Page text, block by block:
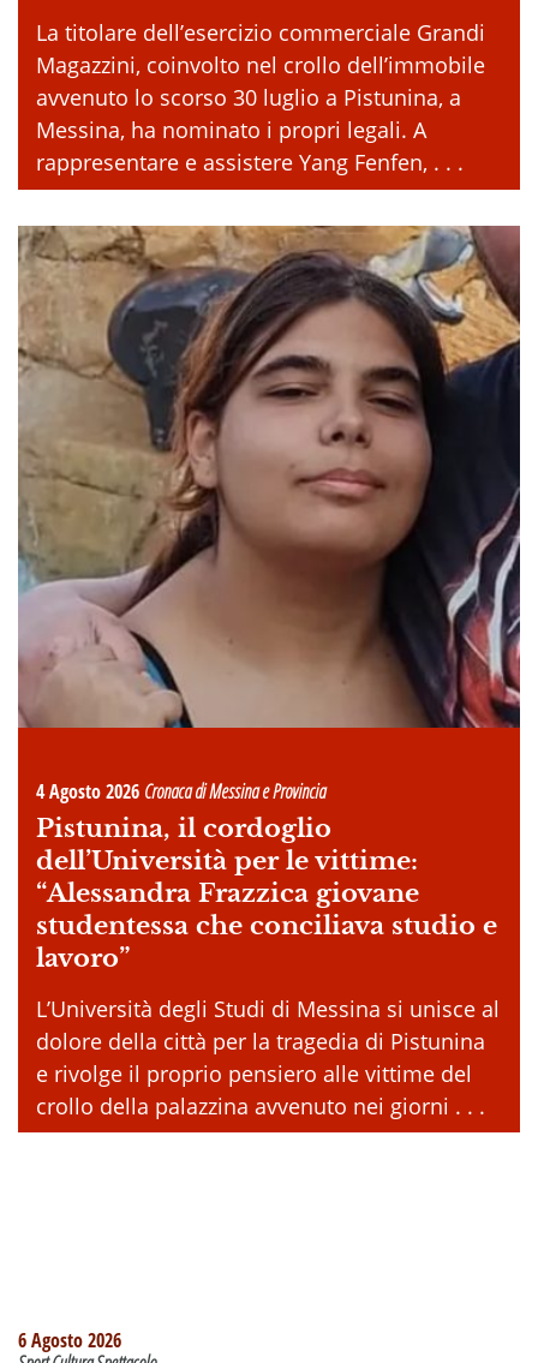
La titolare dell’esercizio commerciale Grandi
Magazzini, coinvolto nel crollo dell’immobile
avvenuto lo scorso 30 luglio a Pistunina, a
Messina, ha nominato i propri legali. A
rappresentare e assistere Yang Fenfen, . . .
4 Agosto 2026 Cronaca di Messina e Provincia
Pistunina, il cordoglio
dell’Università per le vittime:
“Alessandra Frazzica giovane
studentessa che conciliava studio e
lavoro”
L’Università degli Studi di Messina si unisce al
dolore della città per la tragedia di Pistunina
e rivolge il proprio pensiero alle vittime del
crollo della palazzina avvenuto nei giorni . . .
6 Agosto 2026